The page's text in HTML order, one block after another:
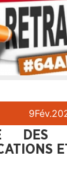
9Fév.
DES